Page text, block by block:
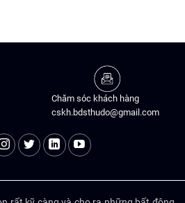
Chăm sóc khách hàng
cskh.bdsthudo@gmail.com